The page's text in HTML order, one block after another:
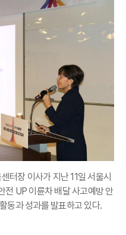
터장 이사가 지난 11일 서울시
전 UP 이륜차 배달 사고예방 안
동과 성과를 발표하고 있다.